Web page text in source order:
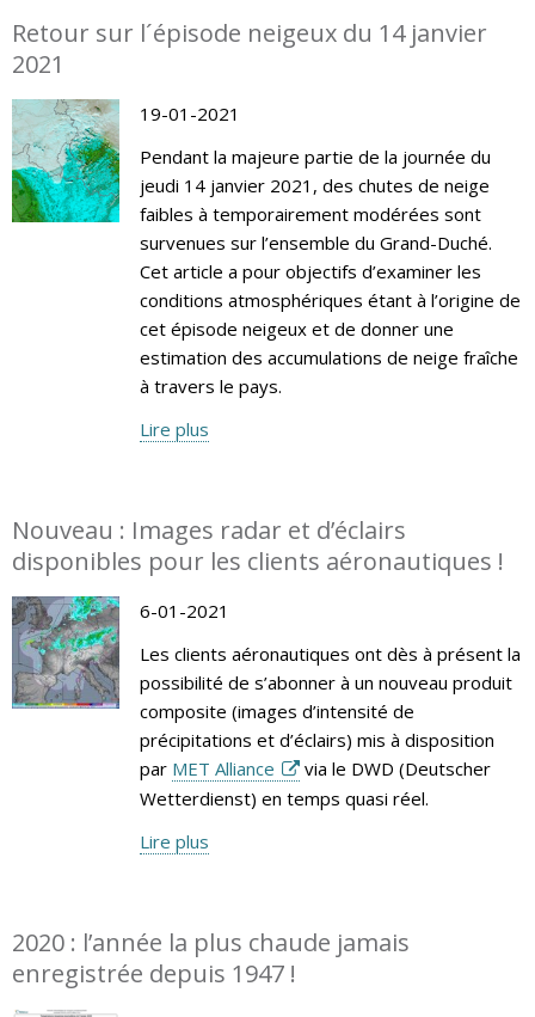
Retour sur l´épisode neigeux du 14 janvier
2021
19-01-2021
Pendant la majeure partie de la journée du
jeudi 14 janvier 2021, des chutes de neige
faibles à temporairement modérées sont
survenues sur l’ensemble du Grand-Duché.
Cet article a pour objectifs d’examiner les
conditions atmosphériques étant à l’origine de
cet épisode neigeux et de donner une
estimation des accumulations de neige fraîche
à travers le pays.
Lire plus
Nouveau : Images radar et d’éclairs
disponibles pour les clients aéronautiques !
6-01-2021
Les clients aéronautiques ont dès à présent la
possibilité de s’abonner à un nouveau produit
composite (images d’intensité de
précipitations et d’éclairs) mis à disposition
par MET Alliance
via le DWD (Deutscher
Wetterdienst) en temps quasi réel.
Lire plus
2020 : l’année la plus chaude jamais
enregistrée depuis 1947 !